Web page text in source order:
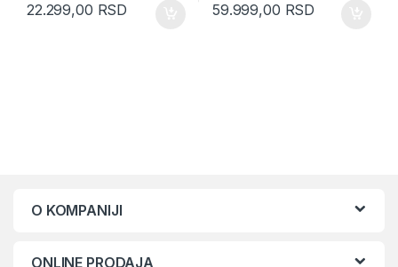
22.299,00 RSD 59.999,00 RSD
O KOMPANIJI
ONLINE PRODAJA